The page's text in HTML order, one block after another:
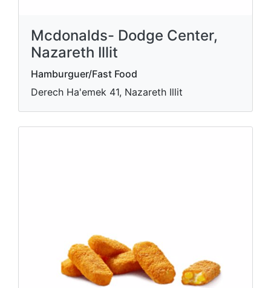
Mcdonalds- Dodge Center,
Nazareth Illit
Hamburguer/Fast Food
Derech Ha'emek 41, Nazareth Illit